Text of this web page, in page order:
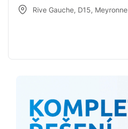
Rive Gauche, D15, Meyronne